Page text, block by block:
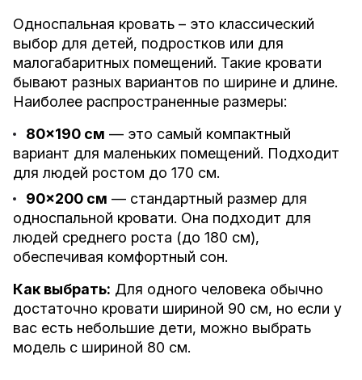
Односпальная кровать – это классический
выбор для детей, подростков или для
малогабаритных помещений. Такие кровати
бывают разных вариантов по ширине и длине.
Наиболее распространенные размеры:
80x190 см — это самый компактный
вариант для маленьких помещений. Подходит
для людей ростом до 170 см.
90x200 см — стандартный размер для
односпальной кровати. Она подходит для
людей среднего роста (до 180 см),
обеспечивая комфортный сон.
Как выбрать: Для одного человека обычно
достаточно кровати шириной 90 см, но если у
вас есть небольшие дети, можно выбрать
модель с шириной 80 см.